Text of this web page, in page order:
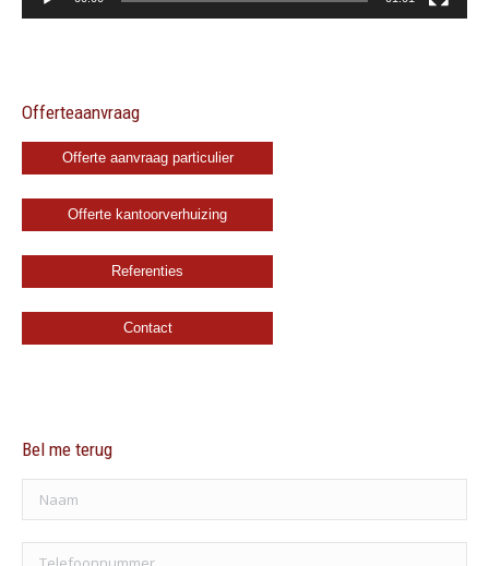
Offerteaanvraag
Offerte aanvraag particulier
Offerte kantoorverhuizing
Referenties
Contact
Bel me terug